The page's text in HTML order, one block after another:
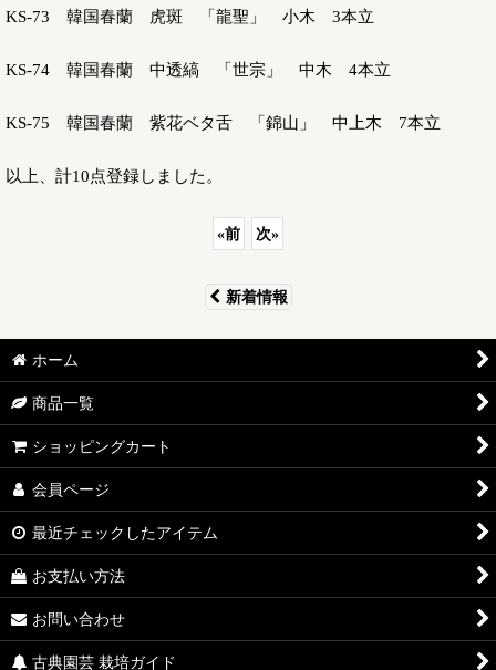
KS-73 韓国春蘭 虎斑 「龍聖」 小木 3本立
KS-74 韓国春蘭 中透縞 「世宗」 中木 4本立
KS-75 韓国春蘭 紫花ベタ舌 「錦山」 中上木 7本立
以上、計10点登録しました。
«前 次»
新着情報
ホーム
商品一覧
ショッピングカート
会員ページ
最近チェックしたアイテム
お支払い方法
お問い合わせ
古典園芸 栽培ガイド